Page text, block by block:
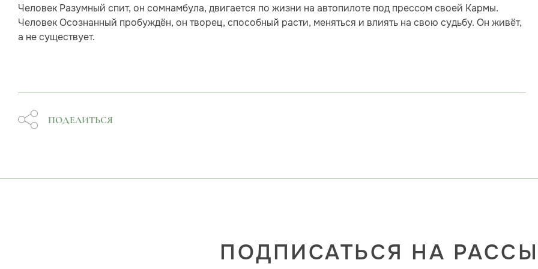
Человек Разумный спит, он сомнамбула, двигается по жизни на автопилоте под прессом своей Кармы.
Человек Осознанный пробуждён, он творец, способный расти, меняться и влиять на свою судьбу. Он живёт,
а не существует.
ПОДЕЛИТЬСЯ
ПОДПИСАТЬСЯ НА